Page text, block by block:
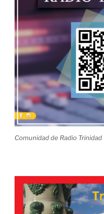
Comunidad de Radio Trinidad